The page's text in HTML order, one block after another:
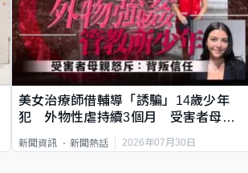
美女治療師借輔導「誘騙」14歲少年
犯 外物性虐持續3個月 受害者母：
新聞資訊 新聞熱話 2026年07月30日